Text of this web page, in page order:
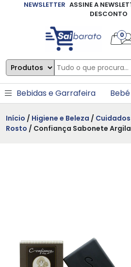
NEWSLETTER ASSINE A
DESCONTO
0
Bebidas e Garrafeira Bebé
Início / Higiene e Beleza /
Rosto / Confiança Sabonete